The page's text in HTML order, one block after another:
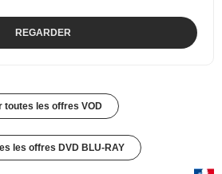
REGARDER
toutes les offres VOD
les offres DVD BLU-RAY